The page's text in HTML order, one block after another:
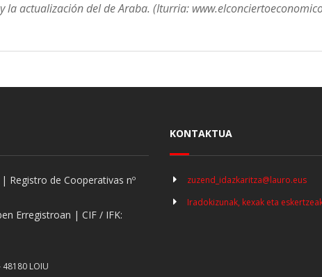
la actualización del de Araba. (Iturria:
Registro de Cooperativas nº
Erregistroan | CIF / IFK:
LOIU
KONTAKTUA
zuzend_idazkaritza@lauro.eus
Iradokizunak, kexak eta